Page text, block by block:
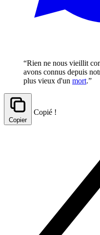
“Rien ne nous vieillit
avons connus depuis
plus vieux d'un mort.”
Copier
Copié !